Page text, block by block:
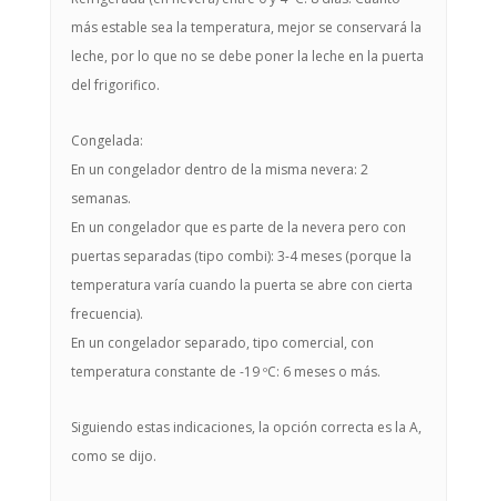
más estable sea la temperatura, mejor se conservará la
leche, por lo que no se debe poner la leche en la puerta
del frigorifico.
Congelada:
En un congelador dentro de la misma nevera: 2
semanas.
En un congelador que es parte de la nevera pero con
puertas separadas (tipo combi): 3-4 meses (porque la
temperatura varía cuando la puerta se abre con cierta
frecuencia).
En un congelador separado, tipo comercial, con
temperatura constante de -19 ºC: 6 meses o más.
Siguiendo estas indicaciones, la opción correcta es la A,
como se dijo.